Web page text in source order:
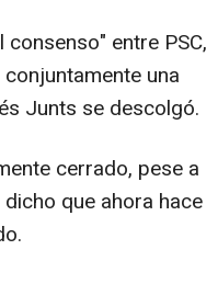
entre PSC,
una
Junts se descolgó.
cerrado, pese a
que ahora hace